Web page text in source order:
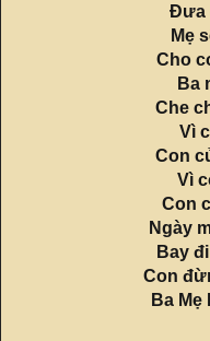
Đưa
Mẹ
Cho
Ba
Che
Vì
Con
Vì
Con
Ngày
Bay
Con
Ba